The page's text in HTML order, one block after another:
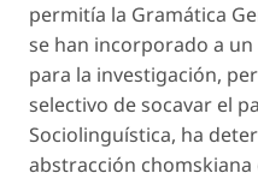
permitía la Gramática
se han incorporado a
para la investigación,
selectivo de socavar el
Sociolinguística, ha
abstracción